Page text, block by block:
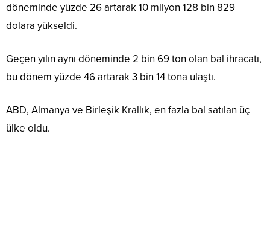
döneminde yüzde 26 artarak 10 milyon 128 bin 829
dolara yükseldi.
Geçen yılın aynı döneminde 2 bin 69 ton olan bal ihracatı,
bu dönem yüzde 46 artarak 3 bin 14 tona ulaştı.
ABD, Almanya ve Birleşik Krallık, en fazla bal satılan üç
ülke oldu.